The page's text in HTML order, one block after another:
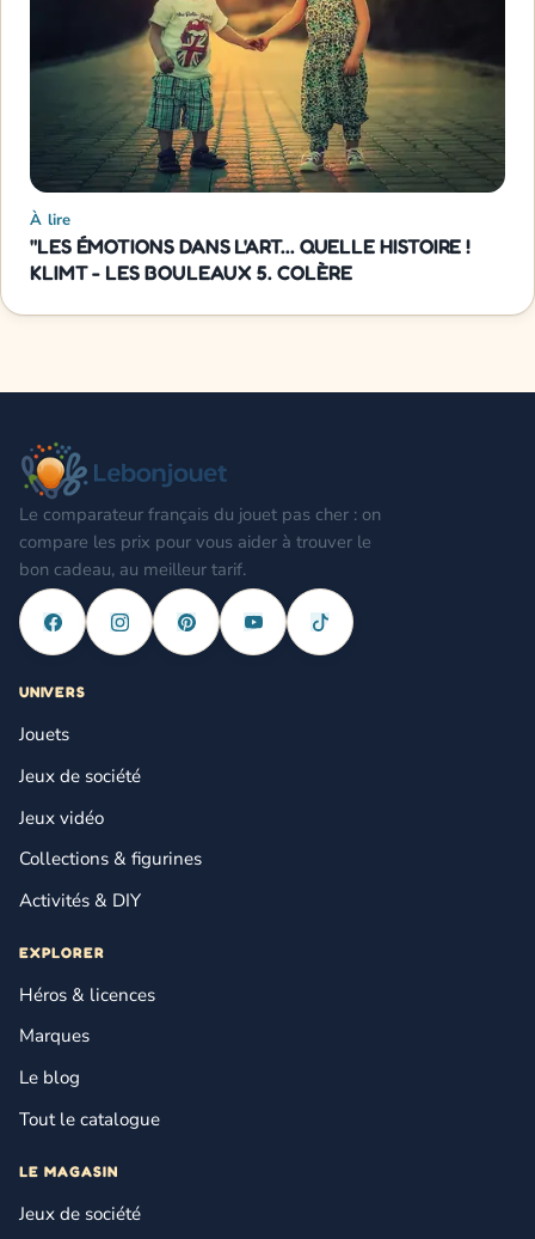
À lire
"LES ÉMOTIONS DANS L'ART... QUELLE HISTOIRE !
KLIMT - LES BOULEAUX 5. COLÈRE
Le comparateur français du jouet pas cher : on
compare les prix pour vous aider à trouver le
bon cadeau, au meilleur tarif.
UNIVERS
Jouets
Jeux de société
Jeux vidéo
Collections & figurines
Activités & DIY
EXPLORER
Héros & licences
Marques
Le blog
Tout le catalogue
LE MAGASIN
Jeux de société